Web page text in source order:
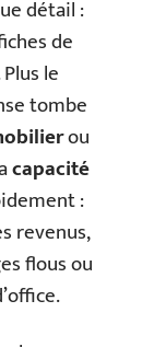
détail :
de
le
tombe
ou
capacité
:
revenus,
flous ou